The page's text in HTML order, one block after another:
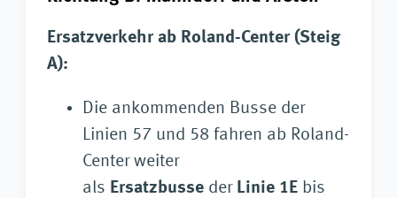
Ersatzverkehr ab Roland-Center (Steig
A):
Die ankommenden Busse der
Linien 57 und 58 fahren ab Roland-
Center weiter
als Ersatzbusse der Linie 1E bis